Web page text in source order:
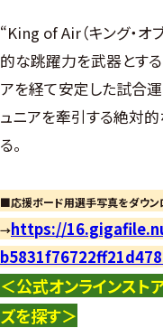
“King of Air（キング・オ
的な跳躍力を武器とする
アを経て安定した試合
ュニアを牽引する絶対
る。
■応援ボード用選手写真をダウン
→https://
＜公式オンラインストア
ズを探す＞